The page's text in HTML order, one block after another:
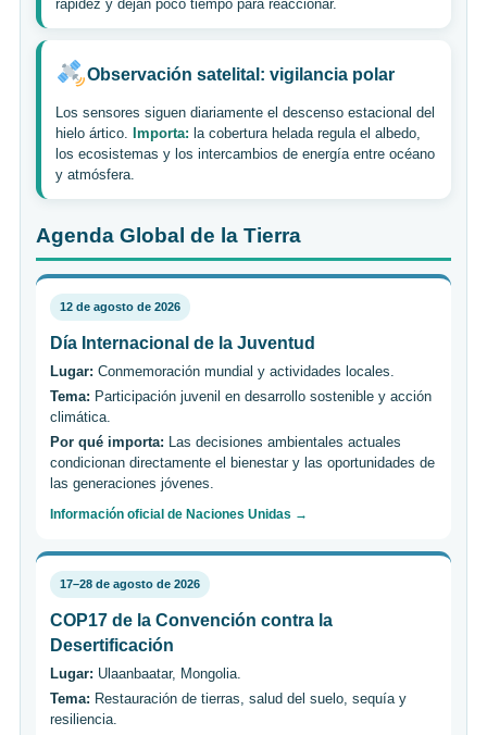
rapidez y dejan poco tiempo para reaccionar.
Observación satelital: vigilancia polar
Los sensores siguen diariamente el descenso estacional del
hielo ártico. Importa: la cobertura helada regula el albedo,
los ecosistemas y los intercambios de energía entre océano
y atmósfera.
Agenda Global de la Tierra
12 de agosto de 2026
Día Internacional de la Juventud
Lugar: Conmemoración mundial y actividades locales.
Tema: Participación juvenil en desarrollo sostenible y acción
climática.
Por qué importa: Las decisiones ambientales actuales
condicionan directamente el bienestar y las oportunidades de
las generaciones jóvenes.
Información oficial de Naciones Unidas →
17–28 de agosto de 2026
COP17 de la Convención contra la
Desertificación
Lugar: Ulaanbaatar, Mongolia.
Tema: Restauración de tierras, salud del suelo, sequía y
resiliencia.